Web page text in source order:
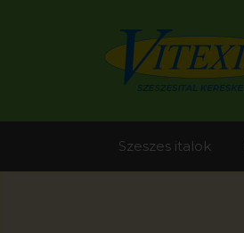
Szeszes italok